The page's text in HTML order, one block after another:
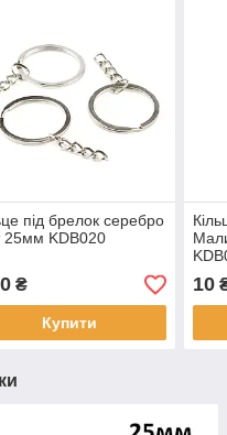
під брелок серебро
25мм KDB020
₴
Купити
10